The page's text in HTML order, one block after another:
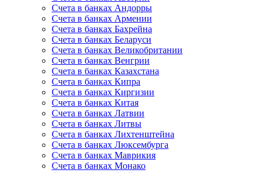
Счета в банках Андорры
Счета в банках Армении
Счета в банках Бахрейна
Счета в банках Беларуси
Счета в банках Великобритании
Счета в банках Венгрии
Счета в банках Казахстана
Счета в банках Кипра
Счета в банках Киргизии
Счета в банках Китая
Счета в банках Латвии
Счета в банках Литвы
Счета в банках Лихтенштейна
Счета в банках Люксембурга
Счета в банках Маврикия
Счета в банках Монако